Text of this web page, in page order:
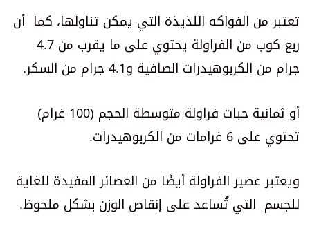
تعتبر من الفواكه اللذيذة التي يمكن تناولها، كما أن
ربع كوب من الفراولة يحتوي على ما يقرب من 4.7
جرام من الكربوهيدرات الصافية و4.1 جرام من السكر.
أو ثمانية حبات فراولة متوسطة الحجم (100 غرام)
تحتوي على 6 غرامات من الكربوهيدرات.
ويعتبر عصير الفراولة أيضًا من العصائر المفيدة للغاية
للجسم التي تُساعد على إنقاص الوزن بشكل ملحوظ.